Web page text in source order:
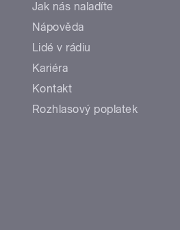
Jak nás naladíte
Nápověda
Lidé v rádiu
Kariéra
Kontakt
Rozhlasový poplatek